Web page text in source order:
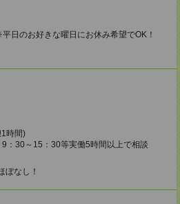
日のお好きな曜日にお休み希望でOK！
時間)
：30～15：30等実働5時間以上で相談
なし！